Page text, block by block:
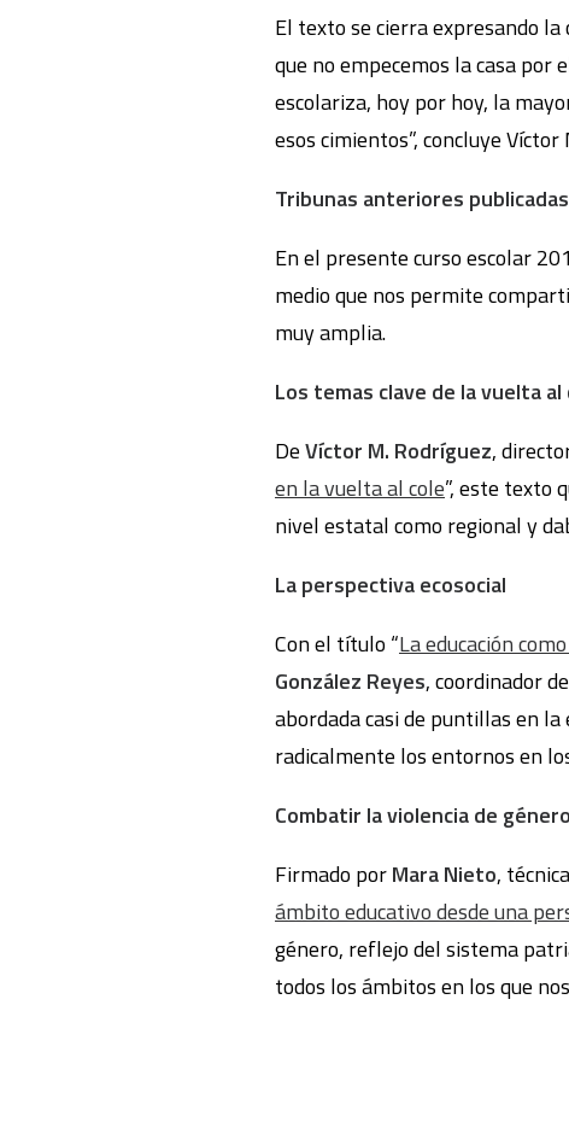
El texto se cierra expresando
que no empecemos la casa por
escolariza, hoy por hoy, la
esos cimientos”, concluye Víctor
Tribunas anteriores
En el presente curso escolar
medio que nos permite
muy amplia.
Los temas clave de la vuelta al
DeVíctor M. Rodríguez,
en la vuelta al cole”, este texto
nivel estatal como regional y
La perspectiva ecosocial
Con el título “La educación
González Reyes, coordinador
abordada casi de puntillas en la
radicalmente los entornos en
Combatir la violencia de
Firmado porMara Nieto,
ámbito educativo desde una
género, reflejo del sistema
todos los ámbitos en los que